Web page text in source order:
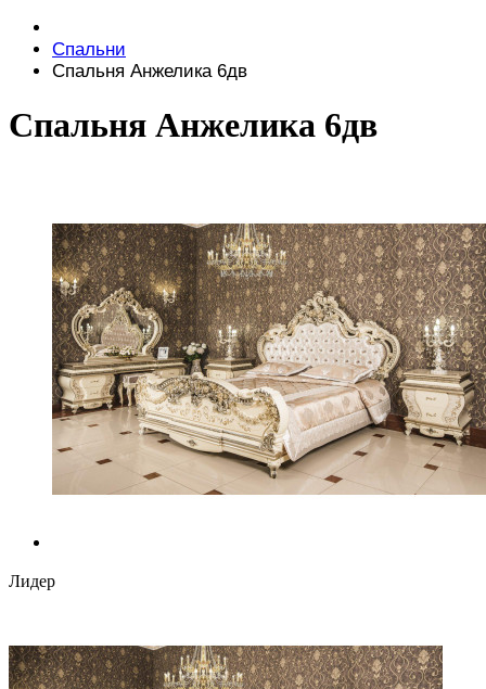
Спальни
Спальня Анжелика 6дв
Спальня Анжелика 6дв
Лидер